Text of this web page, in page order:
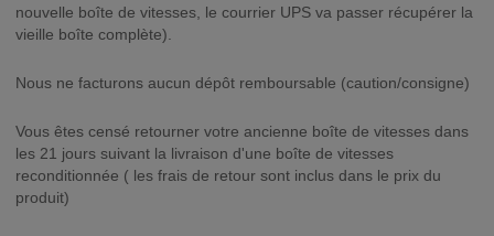
nouvelle boîte de vitesses, le courrier UPS va passer récupérer la
vieille boîte complète).
Nous ne facturons aucun dépôt remboursable (caution/consigne)
Vous êtes censé retourner votre ancienne boîte de vitesses dans
les 21 jours suivant la livraison d'une boîte de vitesses
reconditionnée ( les frais de retour sont inclus dans le prix du
produit)